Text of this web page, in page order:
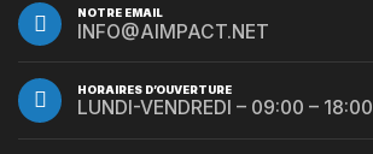
NOTRE EMAIL
INFO@AIMPACT.NET
HORAIRES D’OUVERTURE
LUNDI-VENDREDI – 09:00 – 18:00